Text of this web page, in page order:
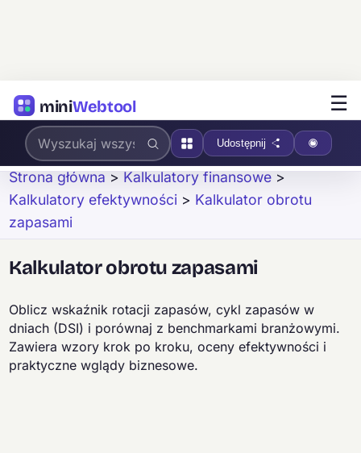
miniWebtool ☰
Udostępnij
Strona główna > Kalkulatory finansowe >
Kalkulatory efektywności > Kalkulator obrotu
zapasami
Kalkulator obrotu zapasami
Oblicz wskaźnik rotacji zapasów, cykl zapasów w
dniach (DSI) i porównaj z benchmarkami branżowymi.
Zawiera wzory krok po kroku, oceny efektywności i
praktyczne wglądy biznesowe.